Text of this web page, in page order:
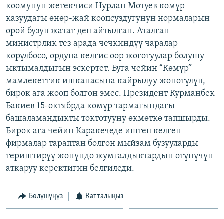
АЗАТТЫК+
ЫҢГАЙСЫЗ СУРООЛОР
ЭЕ/АРнун бардык сайттары
коомунун жетекчиси Нурлан Мотуев көмүр
казуудагы өнөр-жай коопсуздугунун нормаларын
орой бузуп жатат деп айтылган. Аталган
министрлик тез арада чечкиндүү чаралар
көрүлбөсө, ордуна келгис оор жоготуулар болушу
ыктымалдыгын эскертет. Буга чейин “Көмүр”
мамлекеттик ишканасына кайрылуу жөнөтүлүп,
бирок ага жооп болгон эмес. Президент Курманбек
Бакиев 15-октябрда көмүр тармагындагы
башаламандыкты токтотууну өкмөткө тапшырды.
Бирок ага чейин Каракечеде иштеп келген
фирмалар тараптан болгон мыйзам бузууларды
териштирүү жөнүндө жумгалдыктардын өтүнүчүн
аткаруу керектигин белгиледи.
Бөлүшүңүз Катталыңыз